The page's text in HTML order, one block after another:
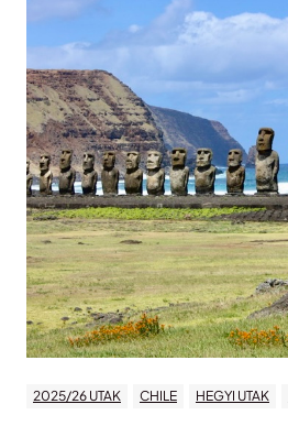
2025/26 UTAK CHILE HEGYI UTAK